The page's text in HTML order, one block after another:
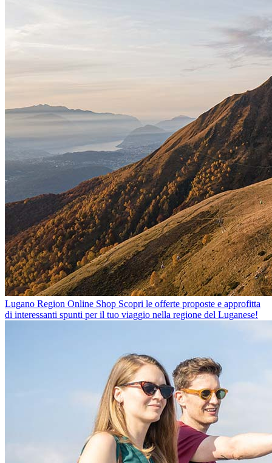
Lugano Region Online Shop Scopri le offerte proposte e approfitta
di interessanti spunti per il tuo viaggio nella regione del Luganese!